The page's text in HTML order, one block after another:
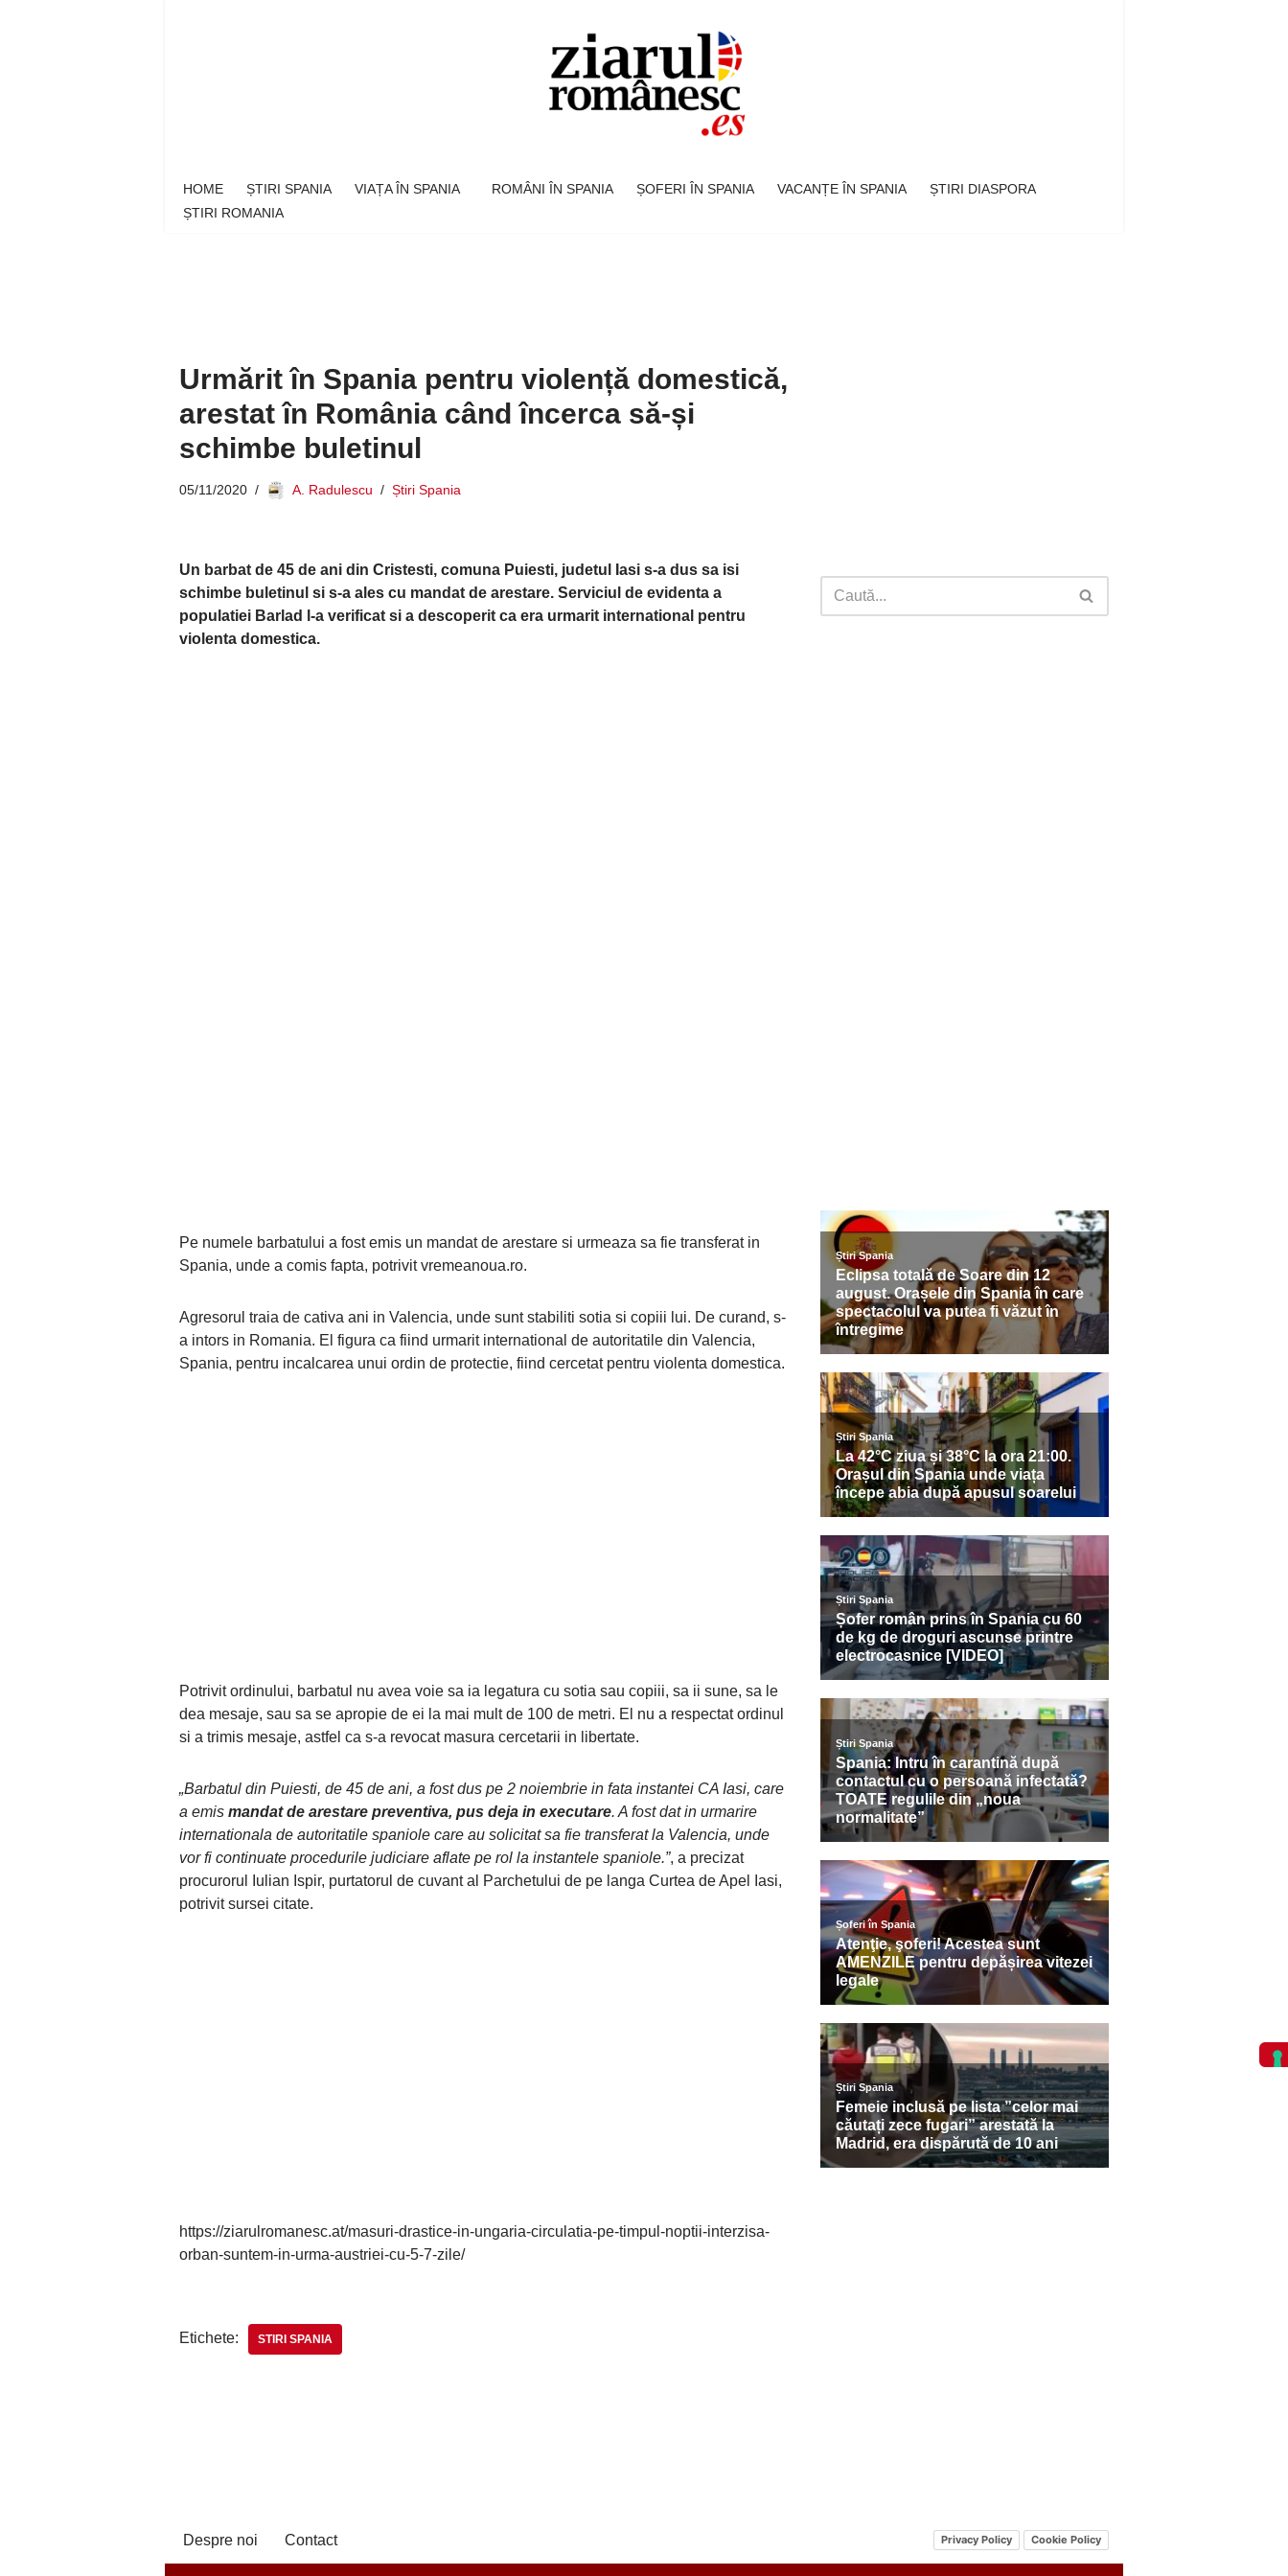
HOME ȘTIRI SPANIA VIAȚA ÎN SPANIA ROMÂNI ÎN SPANIA ȘOFERI ÎN SPANIA VACANȚE ÎN SPANIA
ȘTIRI DIASPORA
ȘTIRI ROMANIA
Urmărit în Spania pentru violență domestică,
arestat în România când încerca să-și
schimbe buletinul
05/11/2020 A. Radulescu Știri Spania
Un barbat de 45 de ani din Cristesti, comuna Puiesti, judetul Iasi s-a dus sa isi
schimbe buletinul si s-a ales cu mandat de arestare. Serviciul de evidenta a
populatiei Barlad l-a verificat si a descoperit ca era urmarit international pentru
violenta domestica.
Pe numele barbatului a fost emis un mandat de arestare si urmeaza sa fie transferat in
Spania, unde a comis fapta, potrivit vremeanoua.ro.
Agresorul traia de cativa ani in Valencia, unde sunt stabiliti sotia si copiii lui. De curand, s-
a intors in Romania. El figura ca fiind urmarit international de autoritatile din Valencia,
Spania, pentru incalcarea unui ordin de protectie, fiind cercetat pentru violenta domestica.
Potrivit ordinului, barbatul nu avea voie sa ia legatura cu sotia sau copiii, sa ii sune, sa le
dea mesaje, sau sa se apropie de ei la mai mult de 100 de metri. El nu a respectat ordinul
si a trimis mesaje, astfel ca s-a revocat masura cercetarii in libertate.
„Barbatul din Puiesti, de 45 de ani, a fost dus pe 2 noiembrie in fata instantei CA Iasi, care
a emis mandat de arestare preventiva, pus deja in executare. A fost dat in urmarire
internationala de autoritatile spaniole care au solicitat sa fie transferat la Valencia, unde
vor fi continuate procedurile judiciare aflate pe rol la instantele spaniole.”, a precizat
procurorul Iulian Ispir, purtatorul de cuvant al Parchetului de pe langa Curtea de Apel Iasi,
potrivit sursei citate.
https://ziarulromanesc.at/masuri-drastice-in-ungaria-circulatia-pe-timpul-noptii-interzisa-
orban-suntem-in-urma-austriei-cu-5-7-zile/
Etichete: STIRI SPANIA
Despre noi Contact Privacy Policy Cookie Policy